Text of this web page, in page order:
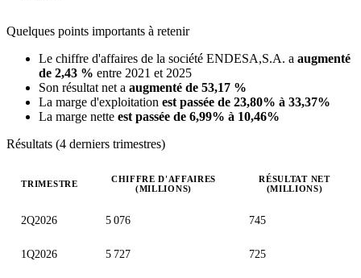
Quelques points importants à retenir
Le chiffre d'affaires de la société ENDESA,S.A. a augmenté
de 2,43 % entre 2021 et 2025
Son résultat net a augmenté de 53,17 %
La marge d'exploitation est passée de 23,80% à 33,37%
La marge nette est passée de 6,99% à 10,46%
Résultats (4 derniers trimestres)
TRIMESTRE
CHIFFRE D'AFFAIRES
(MILLIONS)
RÉSULTAT NET
(MILLIONS)
2Q2026 5 076 745
1Q2026 5 727 725